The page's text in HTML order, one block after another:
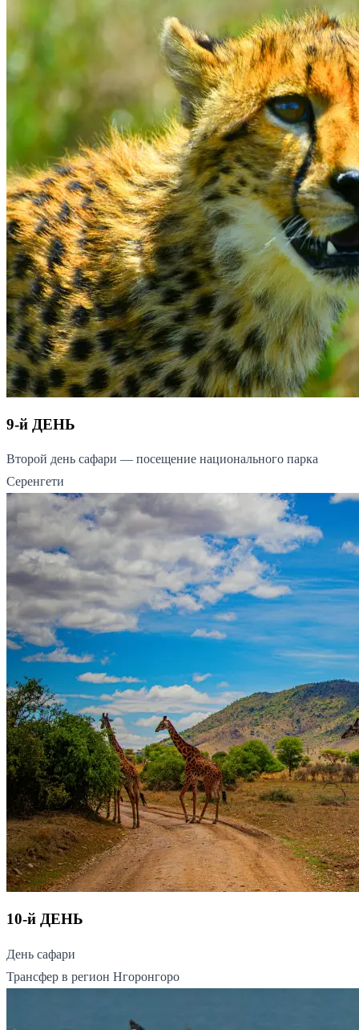
9-й ДЕНЬ
Второй день сафари — посещение национального парка
Серенгети
10-й ДЕНЬ
День сафари
Трансфер в регион Нгоронгоро